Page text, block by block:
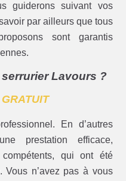
guiderons suivant vos
par ailleurs que tous
sont garantis
Lavours ?
En d’autres
prestation efficace,
qui ont été
Vous n’avez pas à vous